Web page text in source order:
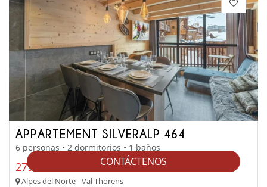
CONTÁCTENOS
APPARTEMENT SILVERALP 464
6 personas • 2 dormitorios • 1 baños
279 € - 522 €
Por noche
Alpes del Norte - Val Thorens